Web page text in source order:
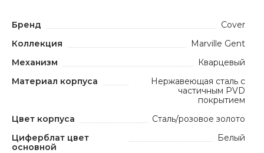
Бренд
Cover
Коллекция
Marville Gent
Механизм
Кварцевый
Материал корпуса
Нержавеющая сталь с
частичным PVD
покрытием
Цвет корпуса
Сталь/розовое золото
Циферблат цвет
основной
Белый